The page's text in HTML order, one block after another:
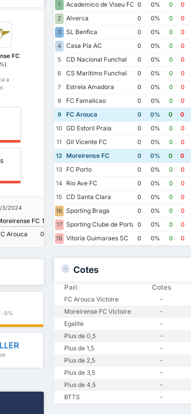
FC
a
3/2024
FC 1
Arouca
0
27/10/2023
FC Arouca
26/2/2022
FC Arouca
: 0%
1 Academico de Viseu FC 0 0% 0 0
2
Alverca 0 0% 0 0
3
SL Benfica 0 0% 0 0
4
Casa Pia AC 0 0% 0 0
5
CD Nacional Funchal 0 0% 0 0
6
CS Maritimo Funchal 0 0% 0 0
7
Estrela Amadora 0 0% 0 0
8
FC Famalicao 0 0% 0 0
9
FC Arouca 0 0% 0 0
10 GD Estoril Praia 0 0% 0 0
11
Gil Vicente FC 0 0% 0 0
12 Moreirense FC 0 0% 0 0
13
FC Porto 0 0% 0 0
14
Rio Ave FC 0 0% 0 0
15
CD Santa Clara 0 0% 0 0
16 Sporting Braga 0 0% 0 0
17 Sporting Clube de Portugal
0 0% 0 0
18 Vitoria Guimaraes SC 0 0% 0 0
Cotes
Pari Cotes
FC Arouca Victoire -
Moreirense FC Victoire -
Egalité -
Plus de 0,5 -
Plus de 1,5 -
Plus de 2,5 -
Plus de 3,5 -
Plus de 4,5 -
BTTS -